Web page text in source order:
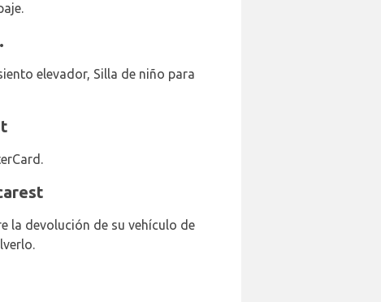
elevador, Silla de niño para
la devolución de su vehículo de